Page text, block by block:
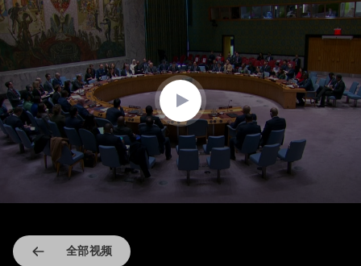
0
seconds
of
2
36
seconds
全部视频